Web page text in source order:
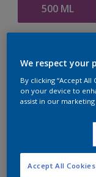
500 ML
te bestellen.
er hard aan om
We respect your
By clicking “Accept
on your device to
assist in our
Accept All Cookies